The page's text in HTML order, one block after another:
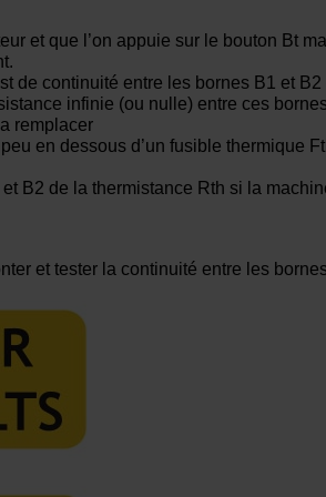
et que l’on appuie sur le bouton Bt
de continuité entre les bornes B1 et B2
infinie (ou nulle) entre ces
remplacer
en dessous d’un fusible thermique
B2 de la thermistance Rth si la
et tester la continuité entre les